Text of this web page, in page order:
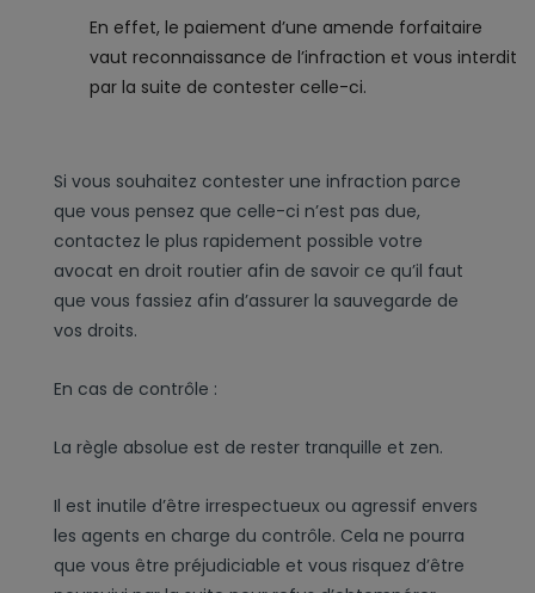
En effet, le paiement d’une amende forfaitaire
vaut reconnaissance de l’infraction et vous interdit
par la suite de contester celle-ci.
Si vous souhaitez contester une infraction parce
que vous pensez que celle-ci n’est pas due,
contactez le plus rapidement possible votre
avocat en droit routier afin de savoir ce qu’il faut
que vous fassiez afin d’assurer la sauvegarde de
vos droits.
En cas de contrôle :
La règle absolue est de rester tranquille et zen.
Il est inutile d’être irrespectueux ou agressif envers
les agents en charge du contrôle. Cela ne pourra
que vous être préjudiciable et vous risquez d’être